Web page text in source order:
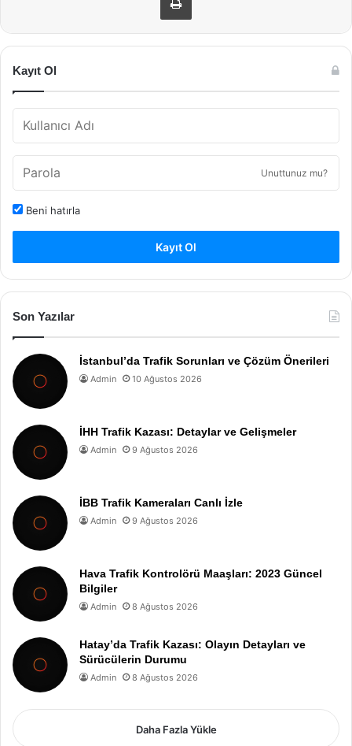
Kayıt Ol
Unuttunuz mu?
Beni hatırla
Kayıt Ol
Son Yazılar
İstanbul’da Trafik Sorunları ve Çözüm Önerileri
Admin 10 Ağustos 2026
İHH Trafik Kazası: Detaylar ve Gelişmeler
Admin 9 Ağustos 2026
İBB Trafik Kameraları Canlı İzle
Admin 9 Ağustos 2026
Hava Trafik Kontrolörü Maaşları: 2023 Güncel
Bilgiler
Admin 8 Ağustos 2026
Hatay’da Trafik Kazası: Olayın Detayları ve
Sürücülerin Durumu
Admin 8 Ağustos 2026
Daha Fazla Yükle